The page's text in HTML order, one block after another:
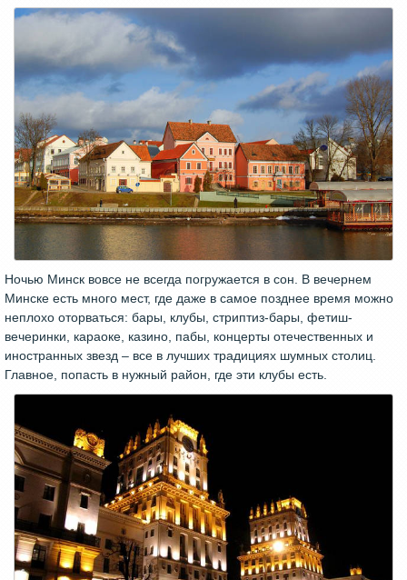
Ночью Минск вовсе не всегда погружается в сон. В вечернем
Минске есть много мест, где даже в самое позднее время можно
неплохо оторваться: бары, клубы, стриптиз-бары, фетиш-
вечеринки, караоке, казино, пабы, концерты отечественных и
иностранных звезд – все в лучших традициях шумных столиц.
Главное, попасть в нужный район, где эти клубы есть.